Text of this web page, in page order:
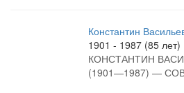
Константин
1901 - 1987 (85 лет)
КОНСТАНТИН
(1901—1987) —